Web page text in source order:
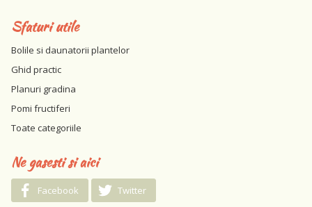
Sfaturi utile
Bolile si daunatorii plantelor
Ghid practic
Planuri gradina
Pomi fructiferi
Toate categoriile
Ne gasesti si aici
Facebook Twitter